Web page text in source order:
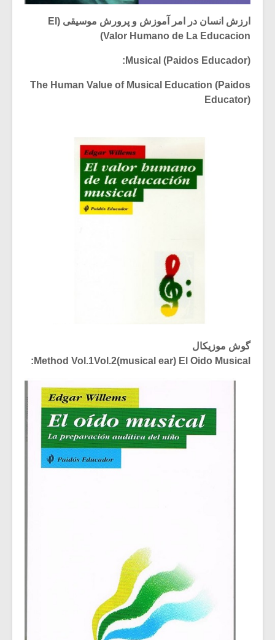
ارزش انسان در امر آموزش و پرورش موسیقی (El
Valor Humano de La Educacion)
Musical (Paidos Educador):
The Human Value of Musical Education (Paidos
Educator)
گوش موزیکال
Method Vol.1Vol.2(musical ear) El Oido Musical: